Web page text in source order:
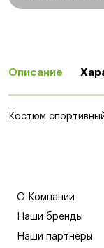
Описание
Костюм
О Компании
Наши бренды
Наши партнеры